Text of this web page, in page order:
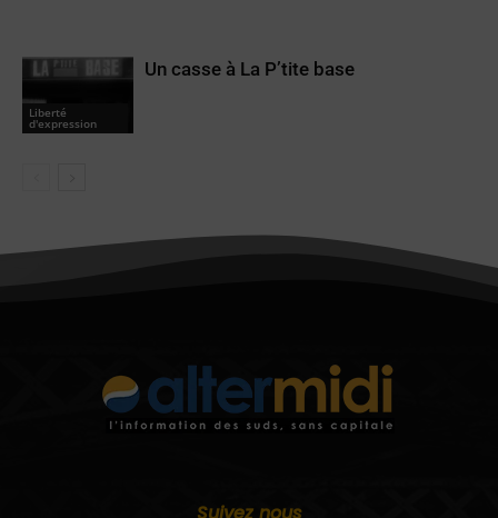
Liberté
d'expression
Un casse à La P’tite base